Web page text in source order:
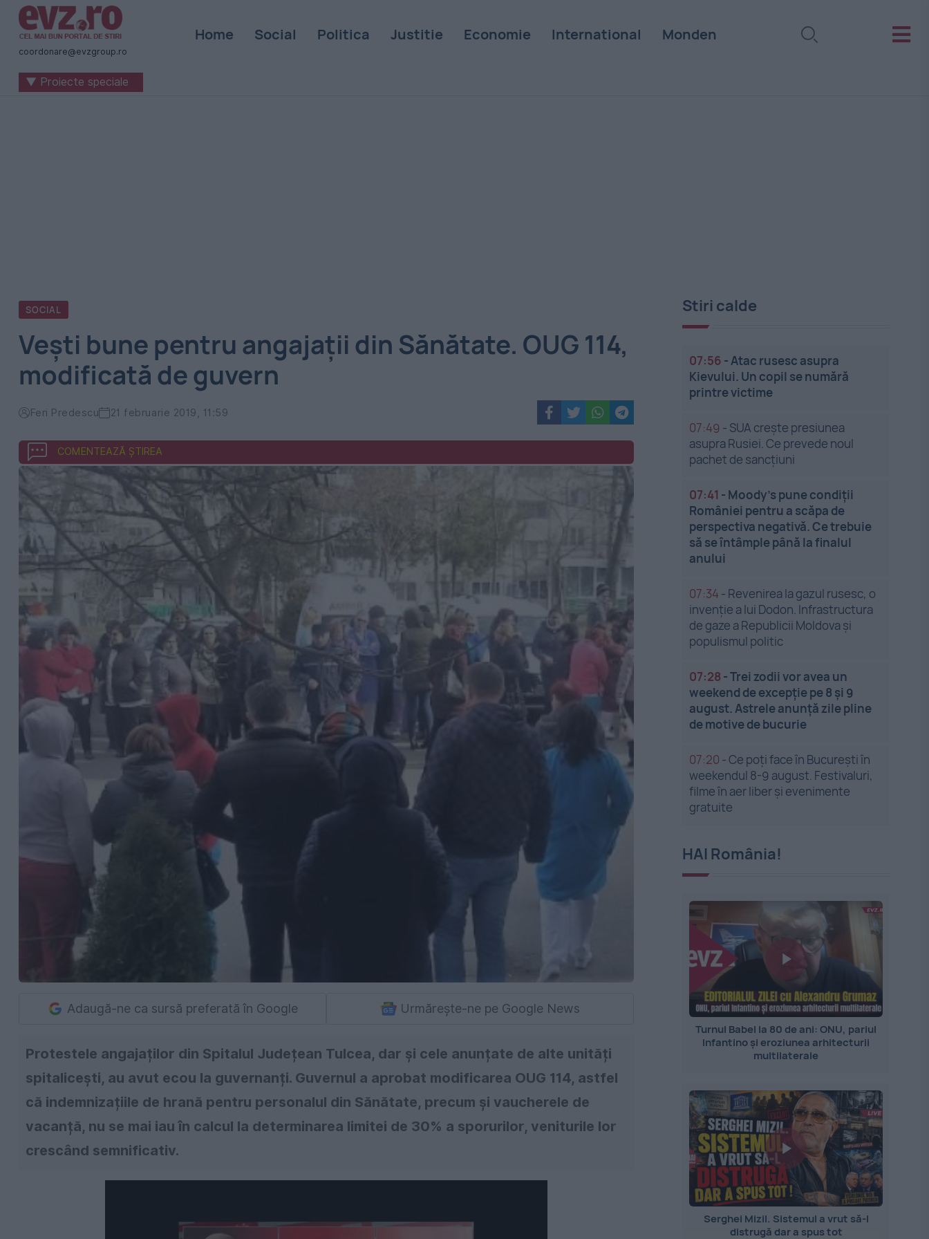
Știri
naționale
internaționale
coordonare@evzgroup.ro
Home Social Politica Justitie Economie International Monden
▼ Proiecte speciale
SOCIAL
Vești bune pentru angajații din Sănătate. OUG 114,
modificată de guvern
Feri Predescu 21 februarie 2019, 11:59
COMENTEAZĂ ȘTIREA
Adaugă-ne ca sursă preferată în Google Urmărește-ne pe Google News
Protestele angajaților din Spitalul Județean Tulcea, dar și cele anunțate de alte unități
spitalicești, au avut ecou la guvernanți. Guvernul a aprobat modificarea OUG 114, astfel
că indemnizațiile de hrană pentru personalul din Sănătate, precum și vaucherele de
vacanță, nu se mai iau în calcul la determinarea limitei de 30% a sporurilor, veniturile lor
crescând semnificativ.
Stiri calde
07:56 -Atac rusesc asupra
Kievului. Un copil se numără
printre victime
07:49 - SUA crește presiunea
asupra Rusiei. Ce prevede noul
pachet de sancțiuni
07:41 - Moody’s pune condiții
României pentru a scăpa de
perspectiva negativă. Ce trebuie
să se întâmple până la finalul
anului
07:34 - Revenirea la gazul rusesc, o
invenție a lui Dodon. Infrastructura
de gaze a Republicii Moldova și
populismul politic
07:28 -Trei zodii vor avea un
weekend de excepție pe 8 și 9
august. Astrele anunță zile pline
de motive de bucurie
07:20 -Ce poți face în București în
weekendul 8-9 august. Festivaluri,
filme în aer liber și evenimente
gratuite
HAI România!
Turnul Babel la 80 de ani: ONU, pariul
Infantino și eroziunea arhitecturii
multilaterale
Serghei Mizil. Sistemul a vrut să-l
distrugă dar a spus tot